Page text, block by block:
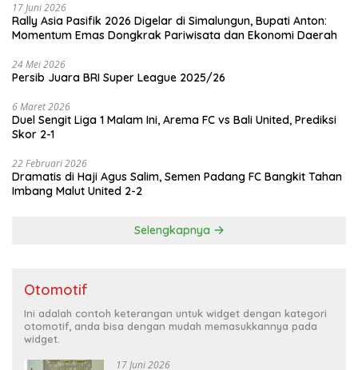
17 Juni 2026
Rally Asia Pasifik 2026 Digelar di Simalungun, Bupati Anton:
Momentum Emas Dongkrak Pariwisata dan Ekonomi Daerah
24 Mei 2026
Persib Juara BRI Super League 2025/26
6 Maret 2026
Duel Sengit Liga 1 Malam Ini, Arema FC vs Bali United, Prediksi
Skor 2-1
22 Februari 2026
Dramatis di Haji Agus Salim, Semen Padang FC Bangkit Tahan
Imbang Malut United 2-2
Selengkapnya
Otomotif
Ini adalah contoh keterangan untuk widget dengan kategori
otomotif, anda bisa dengan mudah memasukkannya pada
widget.
17 Juni 2026